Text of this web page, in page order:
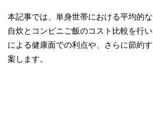
本記事では、単身世帯における平均的な
自炊とコンビニご飯のコスト比較を行
による健康面での利点や、さらに節約
案します。